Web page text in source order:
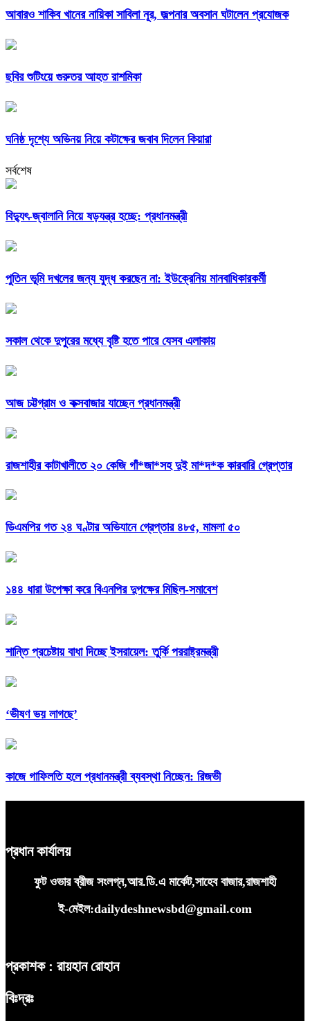
আবারও শাকিব খানের নায়িকা সাবিলা নূর, জল্পনার অবসান ঘটালেন প্রযোজক
ছবির শুটিংয়ে গুরুতর আহত রাশমিকা
ঘনিষ্ঠ দৃশ্যে অভিনয় নিয়ে কটাক্ষের জবাব দিলেন কিয়ারা
সর্বশেষ
বিদ্যুৎ-জ্বালানি নিয়ে ষড়যন্ত্র হচ্ছে: প্রধানমন্ত্রী
পুতিন ভূমি দখলের জন্য যুদ্ধ করছেন না: ইউক্রেনিয় মানবাধিকারকর্মী
সকাল থেকে দুপুরের মধ্যে বৃষ্টি হতে পারে যেসব এলাকায়
আজ চট্টগ্রাম ও কক্সবাজার যাচ্ছেন প্রধানমন্ত্রী
রাজশাহীর কাটাখালীতে ২০ কেজি গাঁ*জা*সহ দুই মা*দ*ক কারবারি গ্রেপ্তার
ডিএমপির গত ২৪ ঘণ্টার অভিযানে গ্রেপ্তার ৪৮৫, মামলা ৫০
১৪৪ ধারা উপেক্ষা করে বিএনপির দুপক্ষের মিছিল-সমাবেশ
শান্তি প্রচেষ্টায় বাধা দিচ্ছে ইসরায়েল: তুর্কি পররাষ্ট্রমন্ত্রী
‘ভীষণ ভয় লাগছে’
কাজে গাফিলতি হলে প্রধানমন্ত্রী ব্যবস্থা নিচ্ছেন: রিজভী
প্রধান কার্যালয়
ফুট ওভার ব্রীজ সংলগ্ন,আর.ডি.এ মার্কেট,সাহেব বাজার,রাজশাহী
ই-মেইল:dailydeshnewsbd@gmail.com
প্রকাশক : রায়হান রোহান
বিঃদ্রঃ